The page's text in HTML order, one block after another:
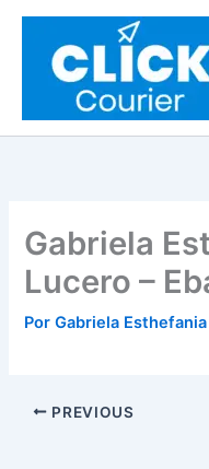
contenido
Gabriela
Lucero –
PorGabriela
PREVIOUS